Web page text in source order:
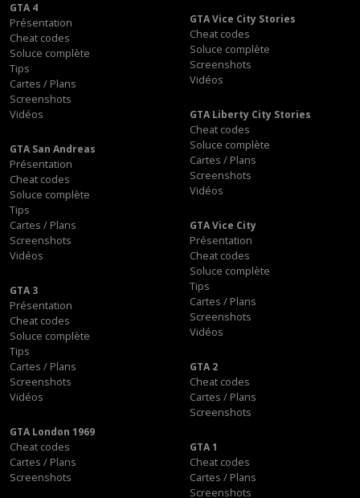
GTA 4
Présentation
Cheat codes
Soluce complète
Tips
Cartes / Plans
Screenshots
Vidéos
GTA Vice City Stories
Cheat codes
Soluce complète
Screenshots
Vidéos
GTA Liberty City Stories
Cheat codes
Soluce complète
Cartes / Plans
Screenshots
Vidéos
GTA San Andreas
Présentation
Cheat codes
Soluce complète
Tips
Cartes / Plans
Screenshots
Vidéos
GTA Vice City
Présentation
Cheat codes
Soluce complète
Tips
Cartes / Plans
Screenshots
Vidéos
GTA 3
Présentation
Cheat codes
Soluce complète
Tips
Cartes / Plans
Screenshots
Vidéos
GTA 2
Cheat codes
Cartes / Plans
Screenshots
GTA London 1969
Cheat codes
Cartes / Plans
Screenshots
GTA 1
Cheat codes
Cartes / Plans
Screenshots